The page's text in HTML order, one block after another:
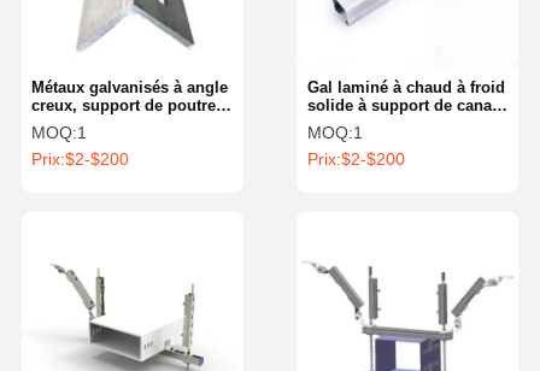
Gal laminé à chaud à froid
solide à support de canal
en acier au carbone noir
poutre en forme de C
MOQ:1
Prix:$2-$200
Métaux galvanisés à angle
creux, support de poutre
de canal, résistant aux
chocs
MOQ:1
Prix:$2-$200